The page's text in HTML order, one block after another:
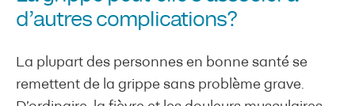
d’autres complications?
La plupart des personnes en bonne santé se
remettent de la grippe sans problème grave.